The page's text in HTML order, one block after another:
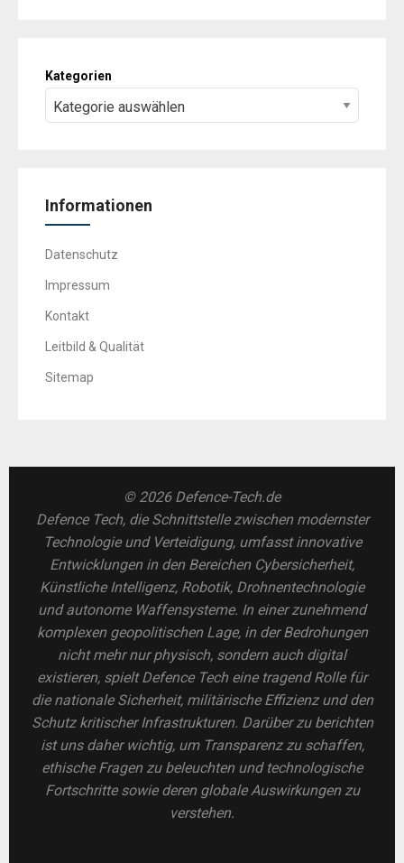
Kategorien
Informationen
Datenschutz
Impressum
Kontakt
Leitbild & Qualität
Sitemap
© 2026 Defence-Tech.de
Defence Tech, die Schnittstelle zwischen modernster
Technologie und Verteidigung, umfasst innovative
Entwicklungen in den Bereichen Cybersicherheit,
Künstliche Intelligenz, Robotik, Drohnentechnologie
und autonome Waffensysteme. In einer zunehmend
komplexen geopolitischen Lage, in der Bedrohungen
nicht mehr nur physisch, sondern auch digital
existieren, spielt Defence Tech eine tragend Rolle für
die nationale Sicherheit, militärische Effizienz und den
Schutz kritischer Infrastrukturen. Darüber zu berichten
ist uns daher wichtig, um Transparenz zu schaffen,
ethische Fragen zu beleuchten und technologische
Fortschritte sowie deren globale Auswirkungen zu
verstehen.